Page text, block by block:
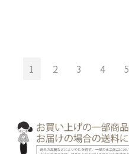
1 2 3 4 5